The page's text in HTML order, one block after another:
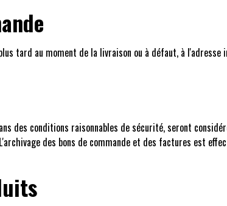
tard au moment de la livraison ou à défaut, à l'adresse
des conditions raisonnables de sécurité, seront
des bons de commande et des factures est